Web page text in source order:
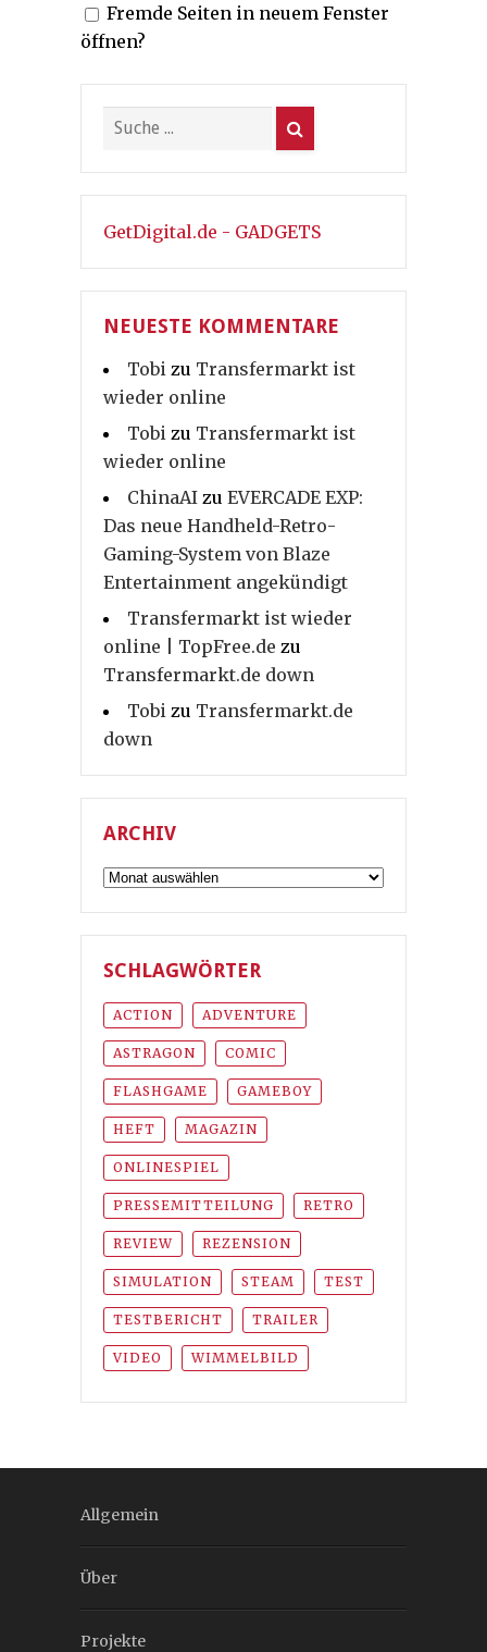
Fremde Seiten in neuem Fenster
öffnen?
GetDigital.de - GADGETS
NEUESTE KOMMENTARE
Tobi zu Transfermarkt ist
wieder online
Tobi zu Transfermarkt ist
wieder online
ChinaAI zu EVERCADE EXP:
Das neue Handheld-Retro-
Gaming-System von Blaze
Entertainment angekündigt
Transfermarkt ist wieder
online | TopFree.de zu
Transfermarkt.de down
Tobi zu Transfermarkt.de
down
ARCHIV
Archiv
SCHLAGWÖRTER
ACTION ADVENTURE
ASTRAGON COMIC
FLASHGAME GAMEBOY
HEFT MAGAZIN
ONLINESPIEL
PRESSEMITTEILUNG RETRO
REVIEW REZENSION
SIMULATION STEAM TEST
TESTBERICHT TRAILER
VIDEO WIMMELBILD
Allgemein
Über
Projekte